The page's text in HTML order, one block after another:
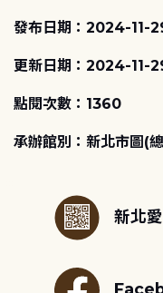
發布日期：2024-11-
更新日期：2024-11-
點閱次數：1360
承辦館別：新北市圖(
新北